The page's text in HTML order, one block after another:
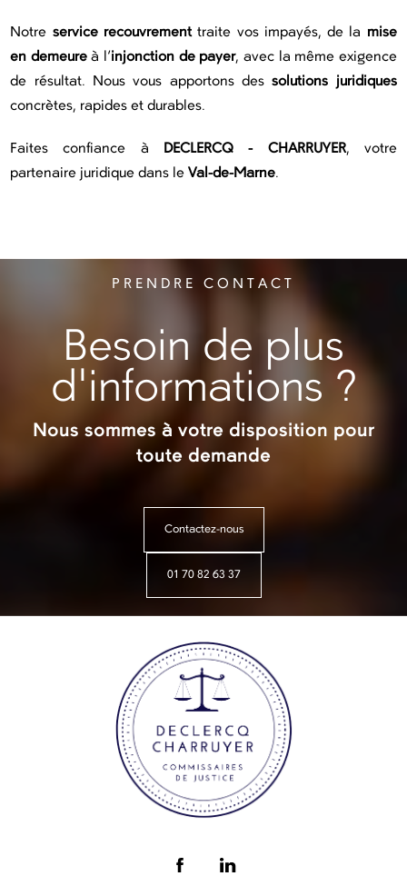
Notre service recouvrementtraite vos impayés, de la mise
en demeureà l’injonction de payer, avec la même exigence
de résultat. Nous vous apportons dessolutions juridiques
concrètes, rapides et durables.
Faites confiance à DECLERCQ - CHARRUYER, votre
partenaire juridique dans leVal-de-Marne.
PRENDRE CONTACT
Besoin de plus
d'informations ?
Nous sommes à votre disposition pour
toute demande
Contactez-nous
01 70 82 63 37